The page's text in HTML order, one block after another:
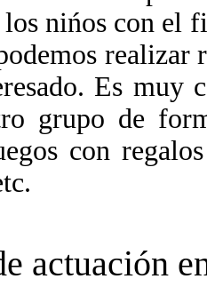
los nińos con el
realizar
Es muy
grupo de
con
actuación